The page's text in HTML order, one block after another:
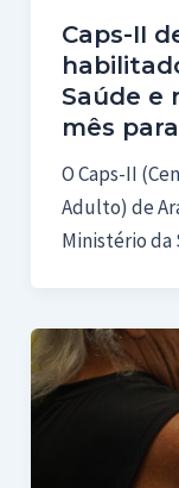
Caps-II
Saúde e
mês
O Caps-II
Adulto) de
Ministério da